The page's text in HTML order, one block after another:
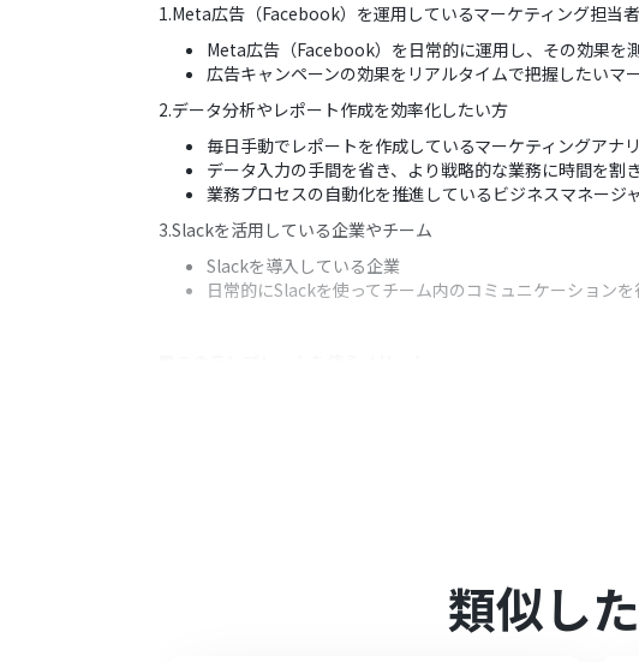
1.Meta広告（Facebook）を運用しているマーケティング担当者
Meta広告（Facebook）を日常的に運用し、その効果を
広告キャンペーンの効果をリアルタイムで把握したいマ
2.データ分析やレポート作成を効率化したい方
毎日手動でレポートを作成しているマーケティングアナ
データ入力の手間を省き、より戦略的な業務に時間を割
業務プロセスの自動化を推進しているビジネスマネージ
3.Slackを活用している企業やチーム
Slackを導入している企業
日常的にSlackを使ってチーム内のコミュニケーション
類似し